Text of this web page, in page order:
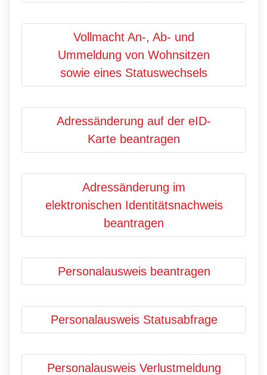
Vollmacht An-, Ab- und
Ummeldung von Wohnsitzen
sowie eines Statuswechsels
Adressänderung auf der eID-
Karte beantragen
Adressänderung im
elektronischen Identitätsnachweis
beantragen
Personalausweis beantragen
Personalausweis Statusabfrage
Personalausweis Verlustmeldung